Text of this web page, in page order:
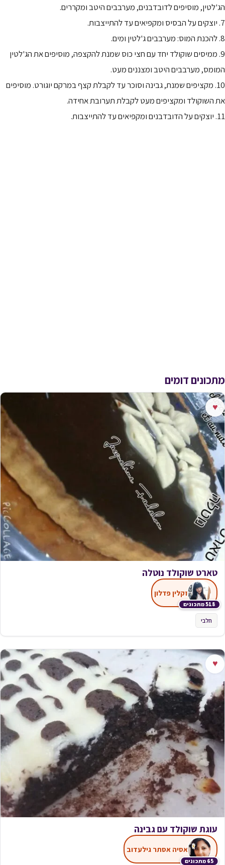
הג'לטין, מוסיפים לדובדבנים, מערבבים היטב ומקררים.
7. יוצקים על הבסיס ומקפיאים עד להתייצבות.
8. להכנת המוס: מערבבים ג'לטין ומים.
9. ממיסים שוקולד יחד עם חצי כוס שמנת להקצפה, מוסיפים את הג'לטין
המומס, מערבבים היטב ומצננים מעט.
10. מקציפים שמנת, גבינה וסוכר עד לקבלת קצף במרקם יוגורט. מוסיפים
את השוקולד ומקציפים מעט לקבלת תערובת אחידה.
11. יוצקים על הדובדבנים ומקפיאים עד להתייצבות.
מתכונים דומים
♥
טארט שוקולד נוטלה
518 מתכונים
זקלין פדלון
חלבי
♥
עוגת שוקולד עם גבינה
65 מתכונים
אסיה אסתר גילעדוב